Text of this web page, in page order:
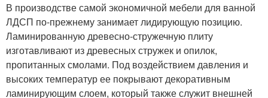
В производстве самой экономичной мебели для ванной
ЛДСП по-прежнему занимает лидирующую позицию.
Ламинированную древесно-стружечную плиту
изготавливают из древесных стружек и опилок,
пропитанных смолами. Под воздействием давления и
высоких температур ее покрывают декоративным
ламинирующим слоем, который также служит внешней